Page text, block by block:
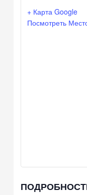
+ Карта Google
Посмотреть